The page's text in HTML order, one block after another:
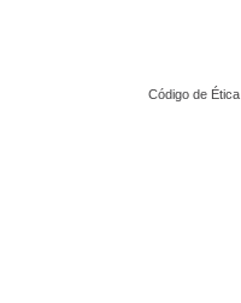
Código de Ética